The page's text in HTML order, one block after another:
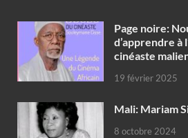
Page noire:
d’apprendre à
cinéaste
19 février 2025
Mali: Mariam
8 octobre 2024